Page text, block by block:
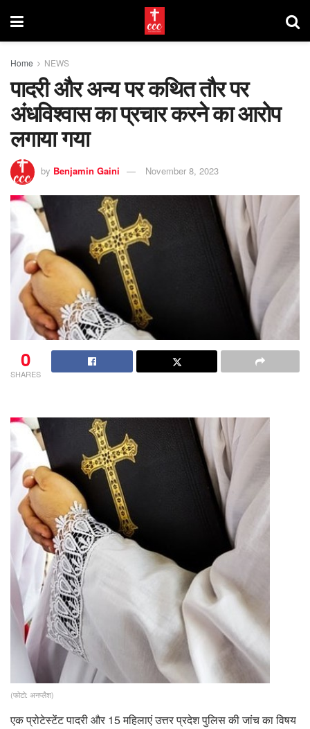
Home NEWS
पादरी और अन्य पर कथित तौर पर
अंधविश्वास का प्रचार करने का आरोप
लगाया गया
by Benjamin Gaini November 8, 2023
0
SHARES
(फोटो: अनप्लैश)
एक प्रोटेस्टेंट पादरी और 15 महिलाएं उत्तर प्रदेश पुलिस की जांच का विषय